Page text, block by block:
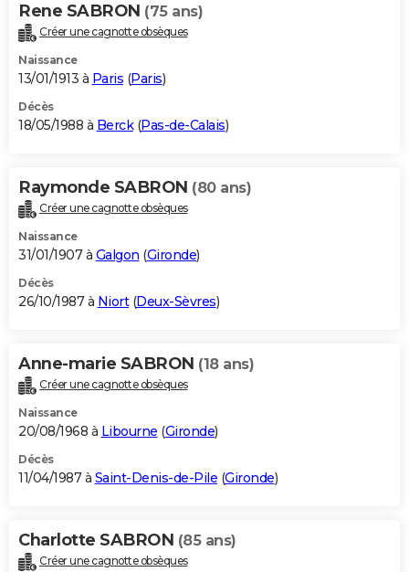
Rene SABRON (75 ans)
Créer une cagnotte obsèques
Naissance
13/01/1913 à Paris (Paris)
Décès
18/05/1988 à Berck(Pas-de-Calais)
Raymonde SABRON (80 ans)
Créer une cagnotte obsèques
Naissance
31/01/1907 à Galgon (Gironde)
Décès
26/10/1987 à Niort(Deux-Sèvres)
Anne-marie SABRON (18 ans)
Créer une cagnotte obsèques
Naissance
20/08/1968 à Libourne (Gironde)
Décès
11/04/1987 à Saint-Denis-de-Pile (Gironde)
Charlotte SABRON (85 ans)
Créer une cagnotte obsèques